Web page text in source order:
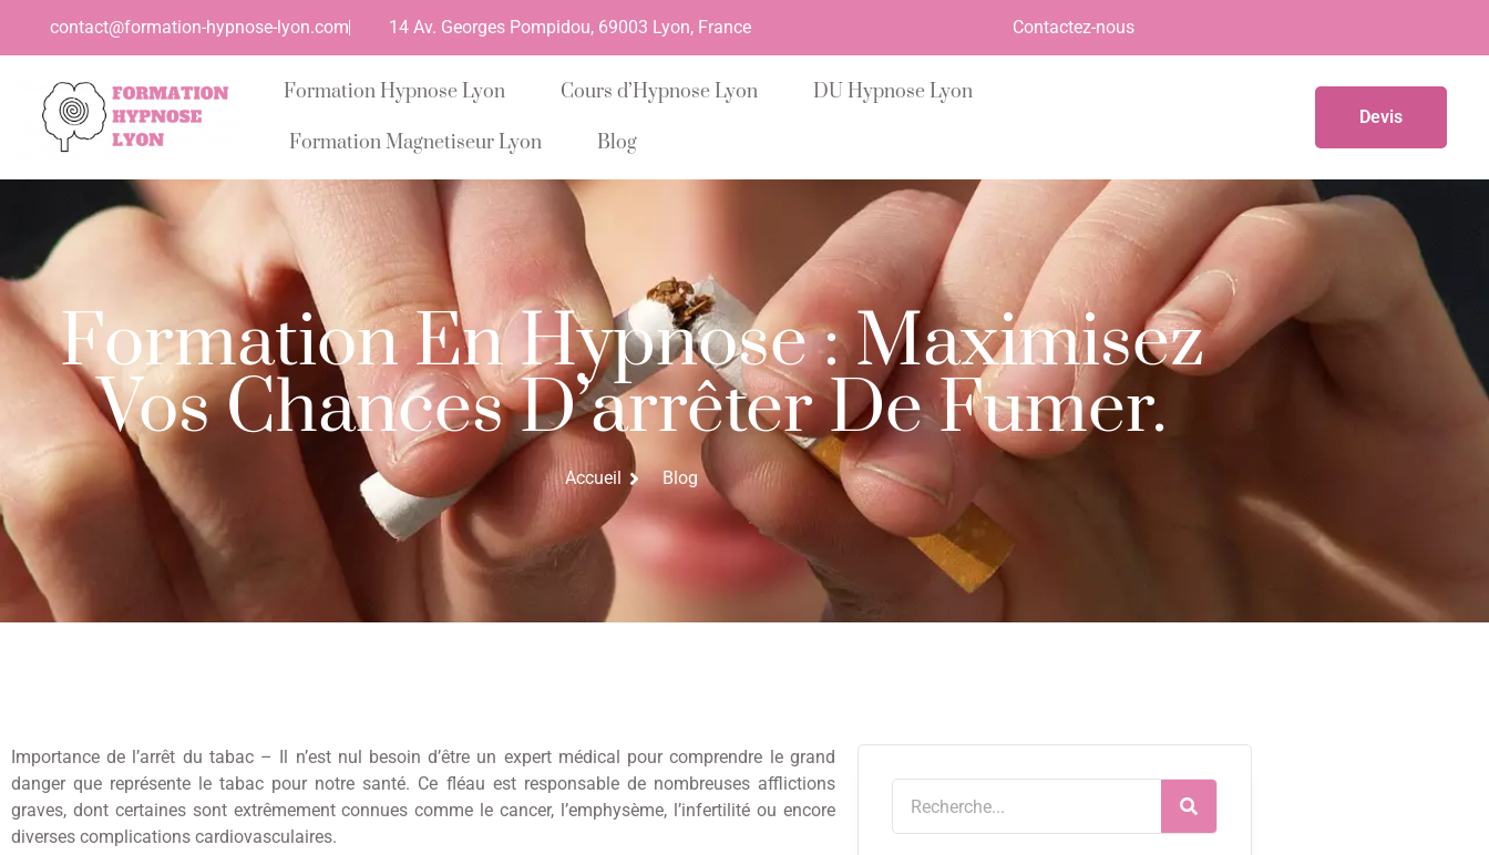
contact@formation-hypnose-lyon.com 14 Av. Georges Pompidou, 69003 Lyon, France Contactez-nous
Formation Hypnose Lyon Cours d’Hypnose Lyon DU Hypnose Lyon
Formation Magnetiseur Lyon Blog
Devis
Formation En Hypnose : Maximisez
Vos Chances D’arrêter De Fumer.
Accueil Blog
Importance de l’arrêt du tabac – Il n’est nul besoin d’être un expert médical pour comprendre le grand
danger que représente le tabac pour notre santé. Ce fléau est responsable de nombreuses afflictions
graves, dont certaines sont extrêmement connues comme le cancer, l’emphysème, l’infertilité ou encore
diverses complications cardiovasculaires.